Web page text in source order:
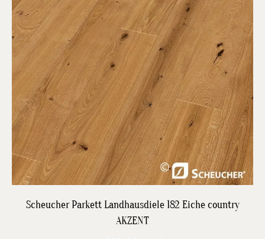
DETAILS
Scheucher Parkett Landhausdiele 182 Eiche country
AKZENT